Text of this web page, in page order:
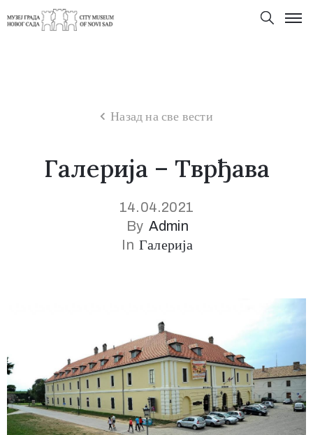
Назад на све вести
Галерија – Тврђава
14.04.2021
By Admin
In Галерија